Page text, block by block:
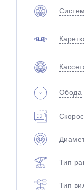
Обода
Тип
Тип